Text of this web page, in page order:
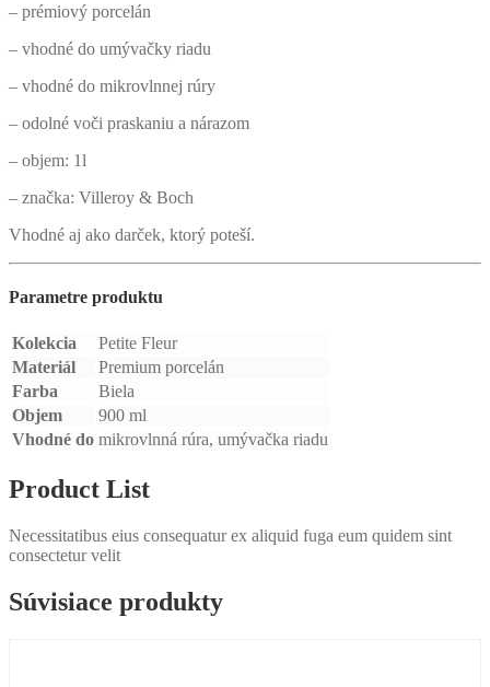
– prémiový porcelán
– vhodné do umývačky riadu
– vhodné do mikrovlnnej rúry
– odolné voči praskaniu a nárazom
– objem: 1l
– značka: Villeroy & Boch
Vhodné aj ako darček, ktorý poteší.
Parametre produktu
Kolekcia
Petite Fleur
Materiál
Premium porcelán
Farba
Biela
Objem
900 ml
Vhodné do mikrovlnná rúra, umývačka riadu
Product List
Necessitatibus eius consequatur ex aliquid fuga eum quidem sint
consectetur velit
Súvisiace produkty